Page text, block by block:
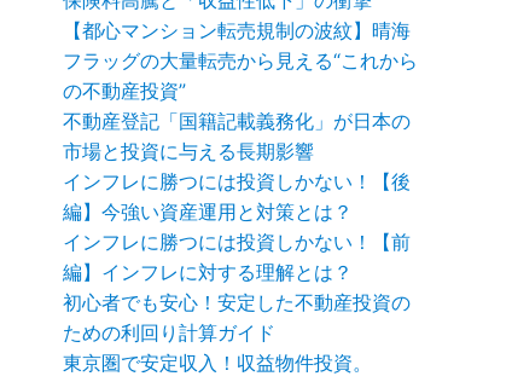
【都心マンション転売規制の波紋】晴海
フラッグの大量転売から見える“これから
の不動産投資”
不動産登記「国籍記載義務化」が日本の
市場と投資に与える長期影響
インフレに勝つには投資しかない！【後
編】今強い資産運用と対策とは？
インフレに勝つには投資しかない！【前
編】インフレに対する理解とは？
初心者でも安心！安定した不動産投資の
ための利回り計算ガイド
東京圏で安定収入！収益物件投資。